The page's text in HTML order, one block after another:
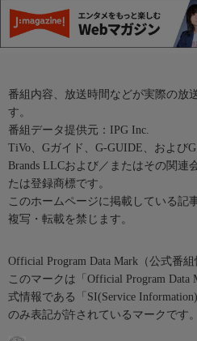
番組内容、放送時間などが実際の放
す。
番組データ提供元：IPG Inc.
TiVo、Gガイド、G-GUIDE、および
Brands LLCおよび／またはその関連
たは登録商標です。
このホームページに掲載している記
複写・転載を禁じます。
Official Program Data Mark（公式番組
このマークは「Official Program
式情報である「SI(Service
のみ表記が許されているマークです。